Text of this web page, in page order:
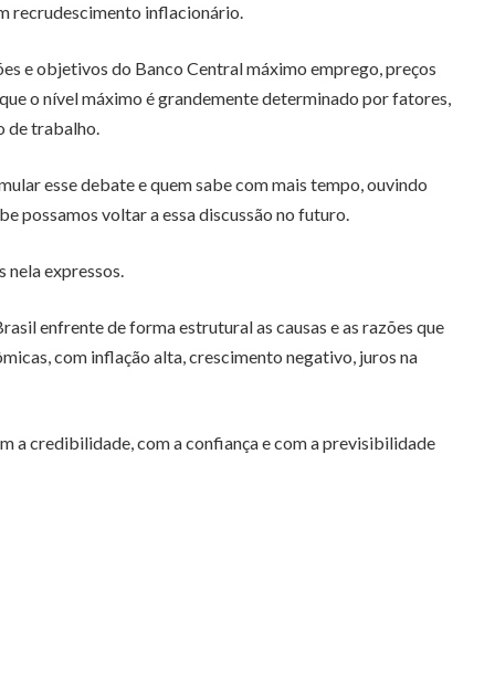
recrudescimento inflacionário.
e objetivos do Banco Central máximo emprego, preços
o nível máximo é grandemente determinado por fatores,
de trabalho.
esse debate e quem sabe com mais tempo, ouvindo
possamos voltar a essa discussão no futuro.
nela expressos.
enfrente de forma estrutural as causas e as razões que
com inflação alta, crescimento negativo, juros na
a credibilidade, com a confiança e com a previsibilidade